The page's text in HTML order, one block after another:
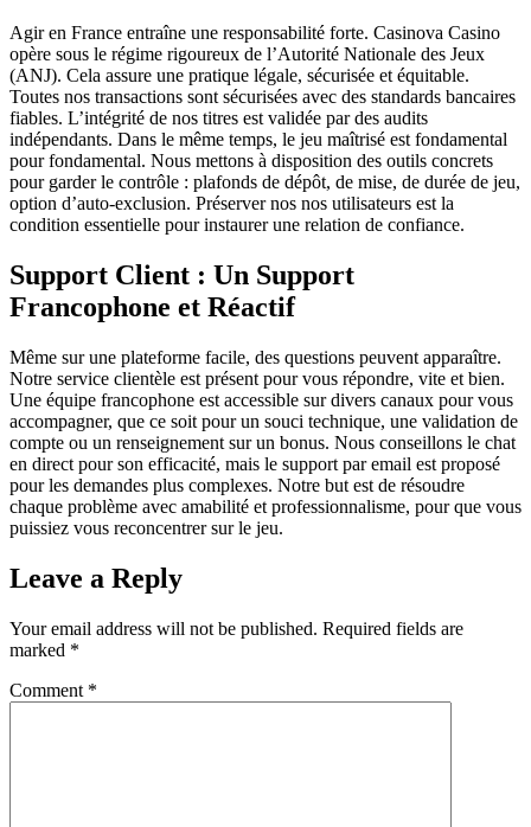
Agir en France entraîne une responsabilité forte. Casinova Casino
opère sous le régime rigoureux de l’Autorité Nationale des Jeux
(ANJ). Cela assure une pratique légale, sécurisée et équitable.
Toutes nos transactions sont sécurisées avec des standards bancaires
fiables. L’intégrité de nos titres est validée par des audits
indépendants. Dans le même temps, le jeu maîtrisé est fondamental
pour fondamental. Nous mettons à disposition des outils concrets
pour garder le contrôle : plafonds de dépôt, de mise, de durée de jeu,
option d’auto-exclusion. Préserver nos nos utilisateurs est la
condition essentielle pour instaurer une relation de confiance.
Support Client : Un Support
Francophone et Réactif
Même sur une plateforme facile, des questions peuvent apparaître.
Notre service clientèle est présent pour vous répondre, vite et bien.
Une équipe francophone est accessible sur divers canaux pour vous
accompagner, que ce soit pour un souci technique, une validation de
compte ou un renseignement sur un bonus. Nous conseillons le chat
en direct pour son efficacité, mais le support par email est proposé
pour les demandes plus complexes. Notre but est de résoudre
chaque problème avec amabilité et professionnalisme, pour que vous
puissiez vous reconcentrer sur le jeu.
Leave a Reply
Your email address will not be published. Required fields are
marked *
Comment *